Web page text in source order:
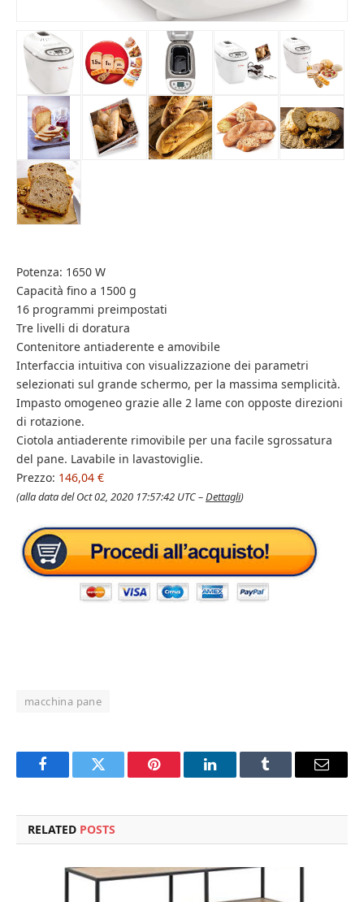
Potenza: 1650 W
Capacità fino a 1500 g
16 programmi preimpostati
Tre livelli di doratura
Contenitore antiaderente e amovibile
Interfaccia intuitiva con visualizzazione dei parametri
selezionati sul grande schermo, per la massima semplicità.
Impasto omogeneo grazie alle 2 lame con opposte direzioni
di rotazione.
Ciotola antiaderente rimovibile per una facile sgrossatura
del pane. Lavabile in lavastoviglie.
Prezzo: 146,04 €
(alla data del Oct 02, 2020 17:57:42 UTC –Dettagli)
macchina pane
FacebookTwitter Pinterest LinkedInTumblr Email
RELATED POSTS